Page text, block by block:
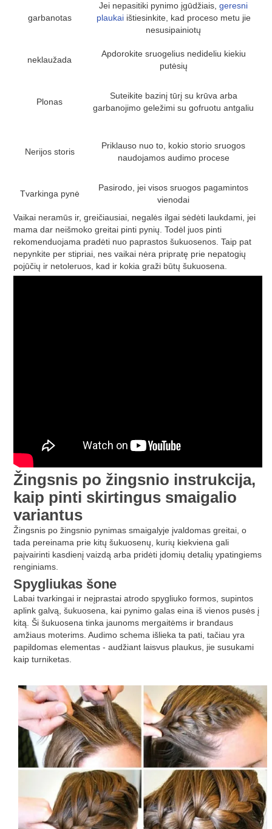
garbanotas
Jei nepasitiki pynimo įgūdžiais, geresni
plaukaiištiesinkite, kad proceso metu jie
nesusipainiotų
neklaužada
Apdorokite sruogelius nedideliu kiekiu
putėsių
Plonas
Suteikite bazinį tūrį su krūva arba
garbanojimo geležimi su gofruotu antgaliu
Nerijos storis
Priklauso nuo to, kokio storio sruogos
naudojamos audimo procese
Tvarkinga pynė
Pasirodo, jei visos sruogos pagamintos
vienodai
Vaikai neramūs ir, greičiausiai, negalės ilgai sėdėti laukdami, jei
mama dar neišmoko greitai pinti pynių. Todėl juos pinti
rekomenduojama pradėti nuo paprastos šukuosenos. Taip pat
nepynkite per stipriai, nes vaikai nėra pripratę prie nepatogių
pojūčių ir netoleruos, kad ir kokia graži būtų šukuosena.
Žingsnis po žingsnio instrukcija,
kaip pinti skirtingus smaigalio
variantus
Žingsnis po žingsnio pynimas smaigalyje įvaldomas greitai, o
tada pereinama prie kitų šukuosenų, kurių kiekviena gali
paįvairinti kasdienį vaizdą arba pridėti įdomių detalių ypatingiems
renginiams.
Spygliukas šone
Labai tvarkingai ir neįprastai atrodo spygliuko formos, supintos
aplink galvą, šukuosena, kai pynimo galas eina iš vienos pusės į
kitą. Ši šukuosena tinka jaunoms mergaitėms ir brandaus
amžiaus moterims. Audimo schema išlieka ta pati, tačiau yra
papildomas elementas - audžiant laisvus plaukus, jie susukami
kaip turniketas.